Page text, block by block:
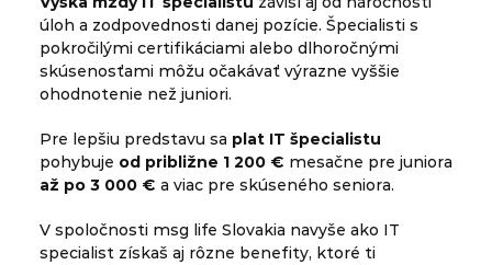
úloh a zodpovednosti danej pozície. Špecialisti s
pokročilými certifikáciami alebo dlhoročnými
skúsenosťami môžu očakávať výrazne vyššie
ohodnotenie než juniori.
Pre lepšiu predstavu sa plat IT špecialistu
pohybuje od približne 1 200 € mesačne pre juniora
až po 3 000 € a viac pre skúseného seniora.
V spoločnosti msg life Slovakia navyše ako IT
specialist získaš aj rôzne benefity, ktoré ti